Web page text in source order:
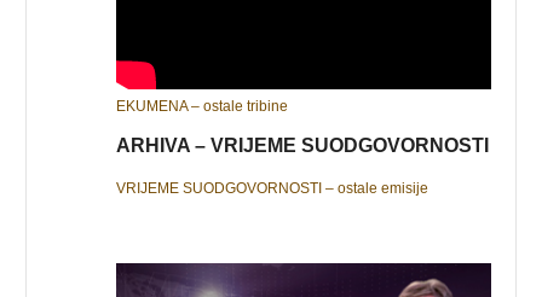
EKUMENA – ostale tribine
ARHIVA – VRIJEME SUODGOVORNOSTI
VRIJEME SUODGOVORNOSTI – ostale emisije